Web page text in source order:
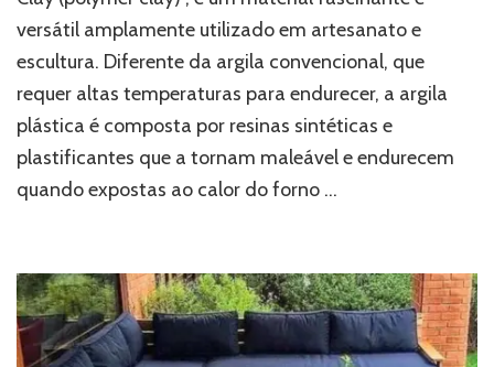
versátil amplamente utilizado em artesanato e
escultura. Diferente da argila convencional, que
requer altas temperaturas para endurecer, a argila
plástica é composta por resinas sintéticas e
plastificantes que a tornam maleável e endurecem
quando expostas ao calor do forno …